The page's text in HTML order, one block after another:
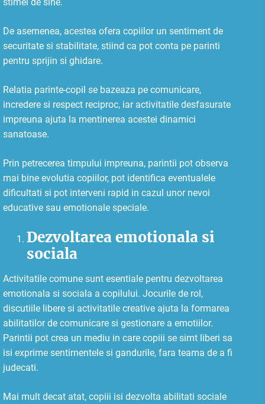
De asemenea, acestea ofera copiilor un sentiment de
securitate si stabilitate, stiind ca pot conta pe parinti
pentru sprijin si ghidare.
Relatia parinte-copil se bazeaza pe comunicare,
incredere si respect reciproc, iar activitatile desfasurate
impreuna ajuta la mentinerea acestei dinamici
sanatoase.
Prin petrecerea timpului impreuna, parintii pot observa
mai bine evolutia copiilor, pot identifica eventualele
dificultati si pot interveni rapid in cazul unor nevoi
educative sau emotionale speciale.
Dezvoltarea emotionala si
sociala
Activitatile comune sunt esentiale pentru dezvoltarea
emotionala si sociala a copilului. Jocurile de rol,
discutiile libere si activitatile creative ajuta la formarea
abilitatilor de comunicare si gestionare a emotiilor.
Parintii pot crea un mediu in care copiii se simt liberi sa
isi exprime sentimentele si gandurile, fara teama de a fi
judecati.
Mai mult decat atat, copiii isi dezvolta abilitati sociale